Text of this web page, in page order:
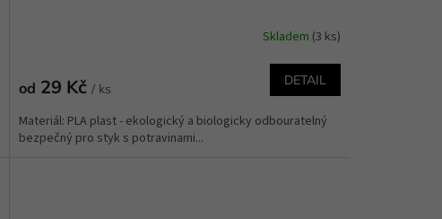
Skladem (3 ks)
od 29 Kč / ks
DETAIL
Materiál: PLA plast - ekologický a biologicky odbouratelný
bezpečný pro styk s potravinami...